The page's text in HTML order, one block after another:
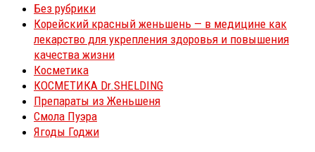
Без рубрики
Корейский красный женьшень — в медицине как
лекарство для укрепления здоровья и повышения
качества жизни
Косметика
КОСМЕТИКА Dr.SHELDING
Препараты из Женьшеня
Смола Пуэра
Ягоды Годжи